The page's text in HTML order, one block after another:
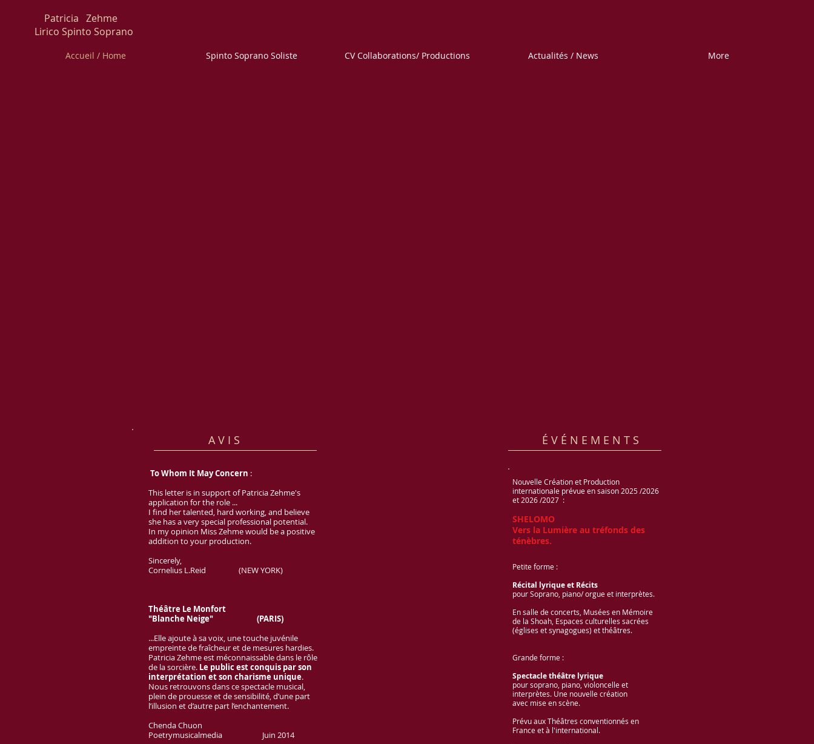
Zehme
Spinto Soprano
Accueil / Home Spinto Soprano Soliste CV Collaborations/ Productions Actualités / News More
A V I S É V É N E M E N T S
Nouvelle Création et Production
internationale prévue en saison 2025 /2026
et 2026 /2027 :
SHELOMO
Vers la Lumière au tréfonds des
ténèbres.
Petite forme :
Récital lyrique et Récits
pour Soprano, piano/ orgue et interprètes.
En salle de concerts, Musées en Mémoire
de la Shoah, Espaces culturelles sacrées
(églises et synagogues) et théâtres.
Grande forme :
Spectacle théâtre lyrique
pour soprano, piano, violoncelle et
interprètes. Une nouvelle création
avec mise en scène.
Prévu aux Théâtres conventionnés en
France et à l'international.
To Whom It May Concern :
This letter is in support of Patricia Zehme's
application for the role ...
I find her talented, hard working, and believe
she has a very special professional potential.
In my opinion Miss Zehme would be a positive
addition to your production.
Sincerely,
Cornelius L.Reid (NEW YORK)
Théâtre Le Monfort
"Blanche Neige" (PARIS)
...Elle ajoute à sa voix, une touche juvénile
empreinte de fraîcheur et de mesures hardies.
Patricia Zehme est méconnaissable dans le rôle
de la sorcière. Le public est conquis par son
interprétation et son charisme unique.
Nous retrouvons dans ce spectacle musical,
plein de prouesse et de sensibilité, d’une part
l’illusion et d’autre part l’enchantement.
Chenda Chuon
Poetrymusicalmedia Juin 2014